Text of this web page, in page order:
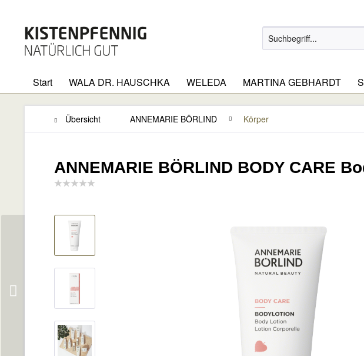
Start WALA DR. HAUSCHKA WELEDA MARTINA GEBHARDT
Übersicht ANNEMARIE BÖRLIND Körper
ANNEMARIE BÖRLIND BODY CARE